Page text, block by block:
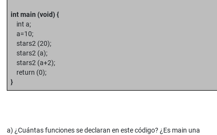
int main (void) {
int a;
a=10;
stars2 (20);
stars2 (a);
stars2 (a+2);
return (0);
}
a) ¿Cuántas funciones se declaran en este código? ¿Es main una